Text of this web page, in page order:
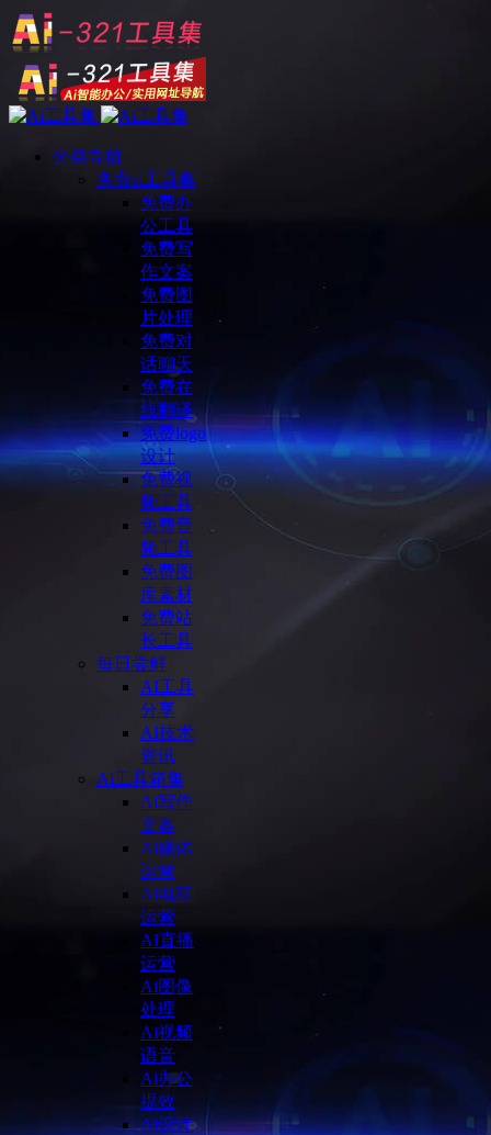
分类导航
免费ai工具集
免费办
公工具
免费写
作文案
免费图
片处理
免费对
话聊天
免费在
线翻译
免费logo
设计
免费视
频工具
免费音
频工具
免费图
库素材
免费站
长工具
每日尝鲜
AI工具
分享
AI技术
资讯
Ai工具箱集
Ai写作
文案
Ai媒体
运营
Ai电商
运营
AI直播
运营
Ai图像
处理
Ai视频
语音
Ai办公
提效
Ai设计